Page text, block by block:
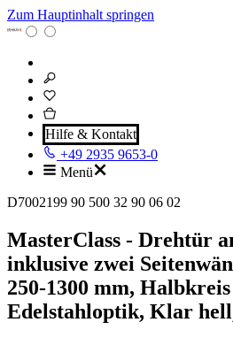
Zum Hauptinhalt springen
Hilfe & Kontakt
+49 2935 9653-0
Menü
D7002199 90 500 32 90 06 02
MasterClass - Drehtür
inklusive zwei
250-1300 mm,
Edelstahloptik, Klar